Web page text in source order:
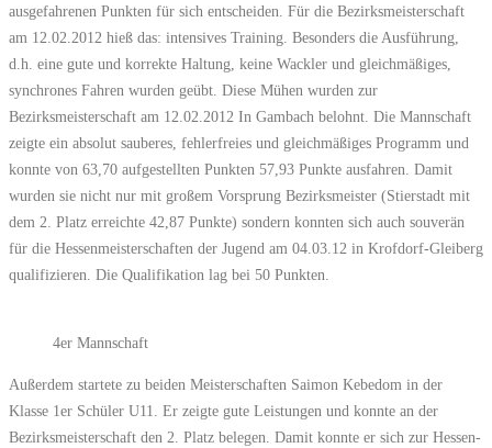
ausgefahrenen Punkten für sich entscheiden. Für die Bezirksmeisterschaft
am 12.02.2012 hieß das: intensives Training. Besonders die Ausführung,
d.h. eine gute und korrekte Haltung, keine Wackler und gleichmäßiges,
synchrones Fahren wurden geübt. Diese Mühen wurden zur
Bezirksmeisterschaft am 12.02.2012 In Gambach belohnt. Die Mannschaft
zeigte ein absolut sauberes, fehlerfreies und gleichmäßiges Programm und
konnte von 63,70 aufgestellten Punkten 57,93 Punkte ausfahren. Damit
wurden sie nicht nur mit großem Vorsprung Bezirksmeister (Stierstadt mit
dem 2. Platz erreichte 42,87 Punkte) sondern konnten sich auch souverän
für die Hessenmeisterschaften der Jugend am 04.03.12 in Krofdorf-Gleiberg
qualifizieren. Die Qualifikation lag bei 50 Punkten.
4er Mannschaft
Außerdem startete zu beiden Meisterschaften Saimon Kebedom in der
Klasse 1er Schüler U11. Er zeigte gute Leistungen und konnte an der
Bezirksmeisterschaft den 2. Platz belegen. Damit konnte er sich zur Hessen-